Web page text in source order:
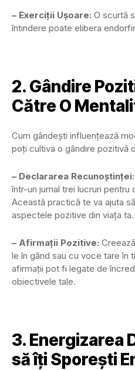
– Exerciții Ușoare: O scurtă
întindere poate elibera
2. Gândire
Către O
Cum gândești influențează
poți cultiva o gândire pozitivă
– Declararea Recunoștinței:
într-un jurnal trei lucruri
Această practică te va ajuta
aspectele pozitive din viața ta.
– Afirmații Pozitive:
le în gând sau cu voce tare în
afirmații pot fi legate de
obiectivele tale.
3. Energizarea
să îți Sporești